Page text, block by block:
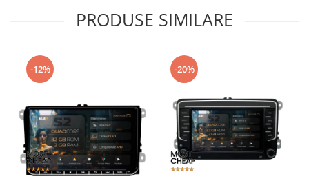
PRODUSE SIMILARE
-12% -20%